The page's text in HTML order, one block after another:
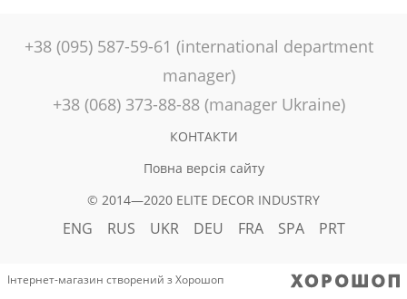
+38 (095) 587-59-61 (international department
manager)
+38 (068) 373-88-88 (manager Ukraine)
КОНТАКТИ
Повна версія сайту
© 2014—2020 ELITE DECOR INDUSTRY
ENG RUS UKR DEU FRA SPA PRT
Інтернет-магазин створений з Хорошоп